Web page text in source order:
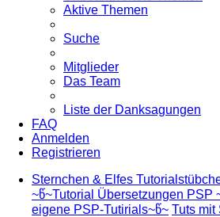
Aktive Themen
Suche
Mitglieder
Das Team
Liste der Danksagungen
FAQ
Anmelden
Registrieren
Sternchen & Elfes
~წ~Tutorial Übersetzungen PSP
eigene PSP-Tutirials~წ~ Tuts mit